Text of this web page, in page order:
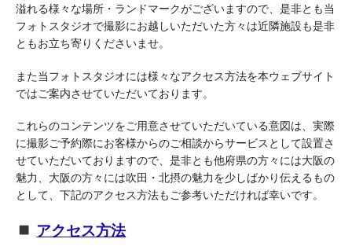
溢れる様々な場所・ランドマークがございますので、是非とも当
フォトスタジオで撮影にお越しいただいた方々は近隣施設も是非
ともお立ち寄りくださいませ。
また当フォトスタジオには様々なアクセス方法を本ウェブサイト
ではご案内させていただいております。
これらのコンテンツをご用意させていただいている意図は、実際
に撮影ご予約際にお客様からのご相談からサービスとして設置さ
せていただいておりますので、是非とも他府県の方々には大阪の
魅力、大阪の方々には吹田・北摂の魅力を少しばかり伝えるもの
として、下記のアクセス方法もご参考いただければ幸いです。
アクセス方法